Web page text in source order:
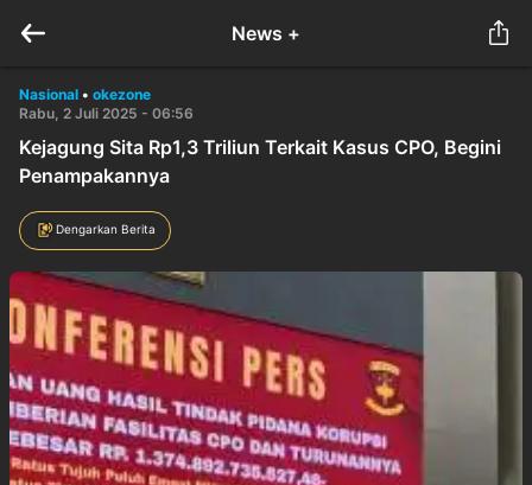
News +
Nasional • okezone
Rabu, 2 Juli 2025 - 06:56
Kejagung Sita Rp1,3 Triliun Terkait Kasus CPO, Begini
Penampakannya
Dengarkan Berita